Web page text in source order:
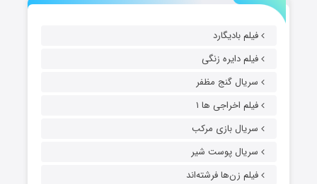
فیلم بادیگارد
فیلم دایره زنگی
سریال گنج مظفر
فیلم اخراجی ها ۱
سریال بازی مرکب
سریال پوست شیر
فیلم زن‌ها فرشته‌اند